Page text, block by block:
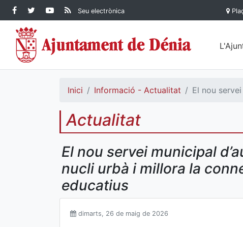
Contingut principal
Facebook Ajuntament de
Dénia
Twitter Ajuntament de
Dénia
YouTube Ajuntament
de Dénia
RSS Actualitat
Ajuntament de
Seu electrònica
Inici Informació - Actualitat El nou
Actualitat
El nou servei municipal
nucli urbà i millora la
educatius
dimarts, 26 de maig de 2026